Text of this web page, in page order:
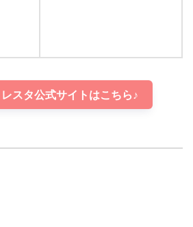
スタ公式サイトはこちら♪